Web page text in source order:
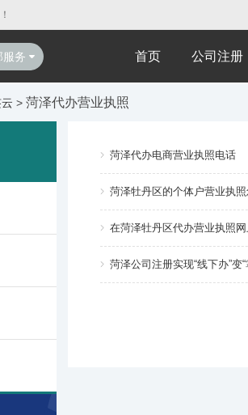
服务 首页 公司注册
> 菏泽代办营业执照
菏泽代办电商营业执照电话
菏泽牡丹区的个体户营业执照
在菏泽牡丹区代办营业执照
菏泽公司注册实现“线下办”变“